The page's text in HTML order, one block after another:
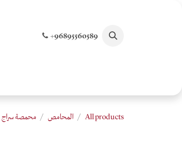
+96895560589
All products المحامص محمصة سراج